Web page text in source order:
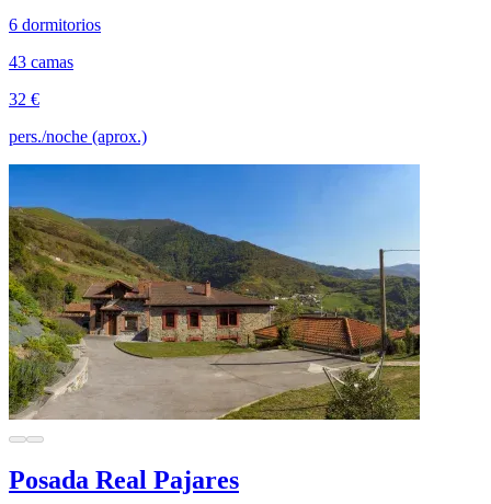
6 dormitorios
43 camas
32 €
pers./noche (aprox.)
Posada Real Pajares